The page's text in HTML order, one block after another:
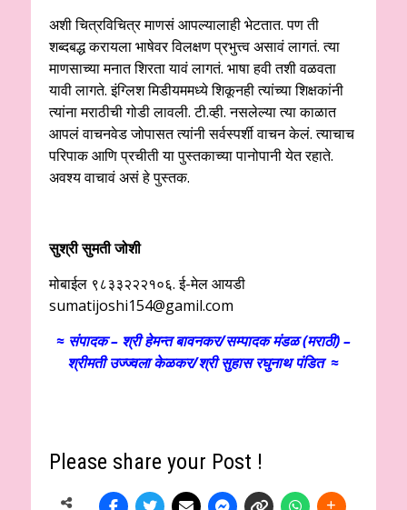
अशी चित्रविचित्र माणसं आपल्यालाही भेटतात. पण ती
शब्दबद्ध करायला भाषेवर विलक्षण प्रभुत्त्व असावं लागतं. त्या
माणसाच्या मनात शिरता यावं लागतं. भाषा हवी तशी वळवता
यावी लागते. इंग्लिश मिडीयममध्ये शिकूनही त्यांच्या शिक्षकांनी
त्यांना मराठीची गोडी लावली. टी.व्ही. नसलेल्या त्या काळात
आपलं वाचनवेड जोपासत त्यांनी सर्वस्पर्शी वाचन केलं. त्याचाच
परिपाक आणि प्रचीती या पुस्तकाच्या पानोपानी येत रहाते.
अवश्य वाचावं असं हे पुस्तक.
सुश्री सुमती जोशी
मोबाईल ९८३३२२२१०६. ई-मेल आयडी
sumatijoshi154@gamil.com
≈ संपादक – श्री हेमन्त बावनकर/सम्पादक मंडळ (मराठी) –
श्रीमती उज्ज्वला केळकर/श्री सुहास रघुनाथ पंडित ≈
Please share your Post !